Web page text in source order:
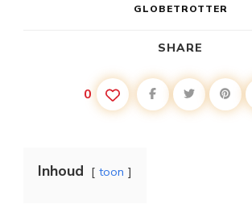
GLOBETROTTER
SHARE
0
Inhoud toon